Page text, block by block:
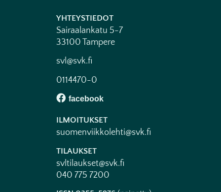
YHTEYSTIEDOT
Sairaalankatu 5-7
33100 Tampere
svl@svk.fi
0114470-0
ILMOITUKSET
suomenviikkolehti@svk.fi
TILAUKSET
svltilaukset@svk.fi
040 775 7200